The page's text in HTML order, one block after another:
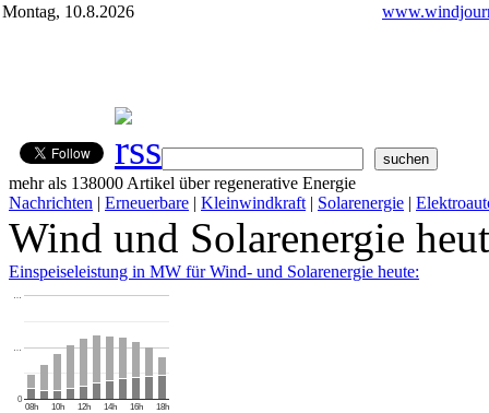
Montag, 10.8.2026
mehr als 138000 Artikel über regenerative Energie
Nachrichten | Erneuerbare | Kleinwindkraft | Solarenergie |
Wind und Solarenergie
Einspeiseleistung in MW für Wind- und Solarenergie heute:
08h 10h 12h 14h 16h 18h
0
…
…